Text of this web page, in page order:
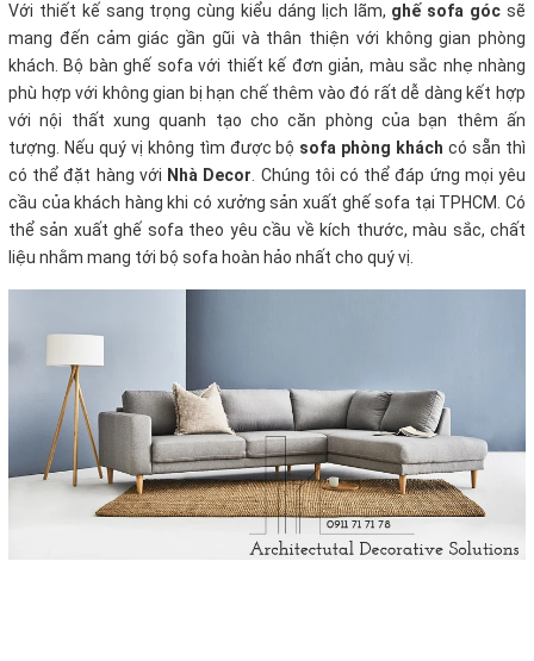
Với thiết kế sang trọng cùng kiểu dáng lịch lãm, ghế sofa góc sẽ
mang đến cảm giác gần gũi và thân thiện với không gian phòng
khách. Bộ bàn ghế sofa với thiết kế đơn giản, màu sắc nhẹ nhàng
phù hợp với không gian bị hạn chế thêm vào đó rất dễ dàng kết hợp
với nội thất xung quanh tạo cho căn phòng của bạn thêm ấn
tượng. Nếu quý vị không tìm được bộ sofa phòng khách có sẵn thì
có thể đặt hàng với Nhà Decor. Chúng tôi có thể đáp ứng mọi yêu
cầu của khách hàng khi có xưởng sản xuất ghế sofa tại TPHCM. Có
thể sản xuất ghế sofa theo yêu cầu về kích thước, màu sắc, chất
liệu nhằm mang tới bộ sofa hoàn hảo nhất cho quý vị.